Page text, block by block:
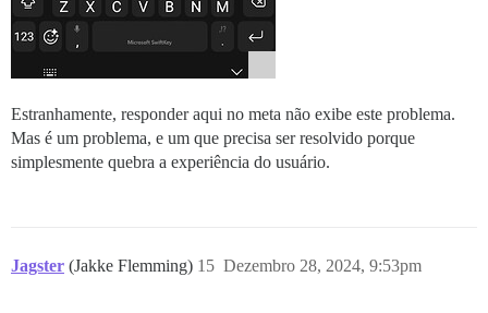
Estranhamente, responder aqui no meta não exibe este problema.
Mas é um problema, e um que precisa ser resolvido porque
simplesmente quebra a experiência do usuário.
Jagster (Jakke Flemming) Dezembro 28, 2024, 9:53pm
15